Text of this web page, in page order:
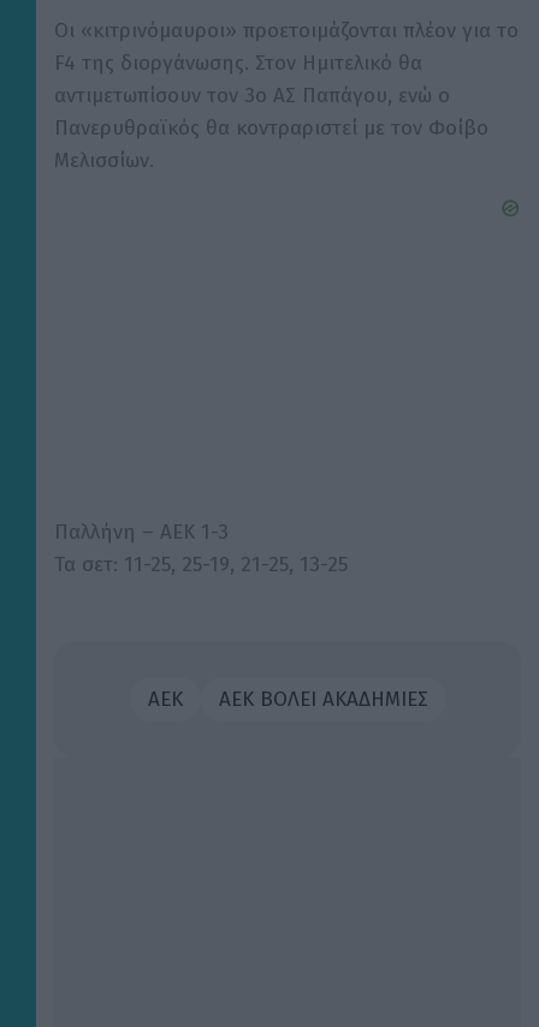
Οι «κιτρινόμαυροι» προετοιμάζονται πλέον για το
F4 της διοργάνωσης. Στον Ημιτελικό θα
αντιμετωπίσουν τον 3ο ΑΣ Παπάγου, ενώ ο
Πανερυθραϊκός θα κοντραριστεί με τον Φοίβο
Μελισσίων.
Παλλήνη – ΑΕΚ 1-3
Τα σετ: 11-25, 25-19, 21-25, 13-25
ΑΕΚ ΑΕΚ ΒΟΛΕΙ ΑΚΑΔΗΜΙΕΣ